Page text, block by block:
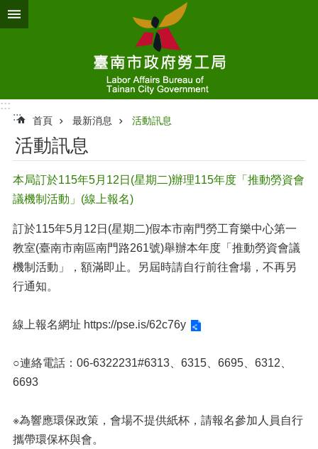
跳到主要內容區塊
:::
:::
首頁 最新消息 活動訊息
活動訊息
本局訂於115年5月12日(星期二)辦理115年度「推動勞資會
議機制活動」(線上報名)
訂於115年5月12日(星期二)假本市南門勞工育樂中心第一
教室(臺南市南區南門路261號)舉辦本年度「推動勞資會議
機制活動」，額滿即止。另屆時請自行前往會場，不再另
行通知。
線上報名網址 https://pse.is/62c76y
○連絡電話：06-6322231#6313、6315、6695、6312、
6693
※為響應環保政策，會場不提供紙杯，請報名參加人員自行
攜帶環保杯與會。